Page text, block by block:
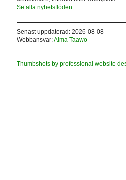
Se alla nyhetsflöden.
Senast uppdaterad: 2026-08-08
Webbansvar:Alma Taawo
Thumbshots by professional website